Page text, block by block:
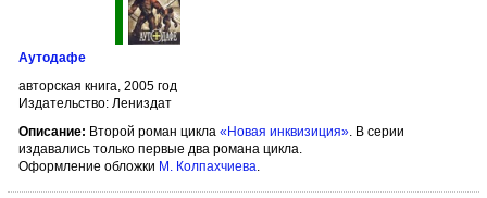
Aутодафе
авторская книга, 2005 год
Издательство: Лениздат
Описание: Второй роман цикла «Новая инквизиция». В серии
издавались только первые два романа цикла.
Оформление обложки М. Колпахчиева.